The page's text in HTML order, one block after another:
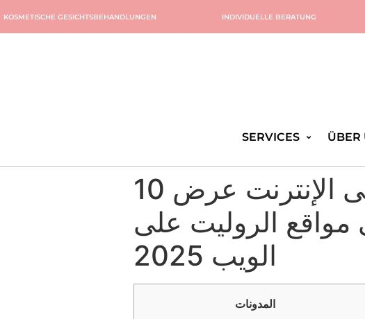
KOSMETISCHE GESICHTSBEHANDLUNGEN INDIVIDUELLE BERATUNG
SERVICES ÜBER
10 أعظم مقامرة نقدية حقيقية على الإنترنت عرض
مواقع الروليت على
الويب 2025
المدونات